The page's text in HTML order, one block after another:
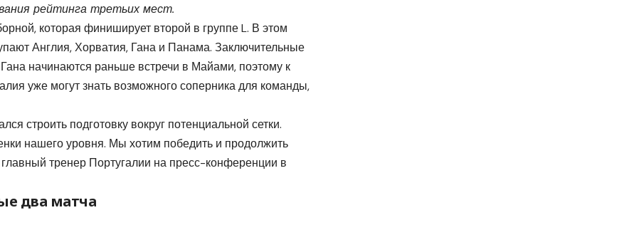
рейтинга третьих мест.
которая финиширует второй в группе L. В этом
Англия, Хорватия, Гана и Панама. Заключительные
начинаются раньше встречи в Майами, поэтому к
уже могут знать возможного соперника для команды,
строить подготовку вокруг потенциальной сетки.
нашего уровня. Мы хотим победить и продолжить
тренер Португалии на пресс-конференции в
два матча